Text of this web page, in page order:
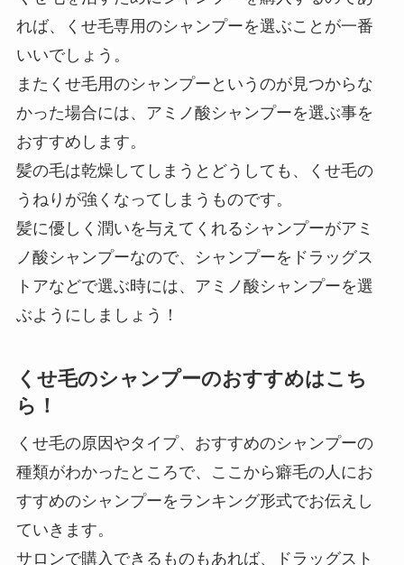
れば、くせ毛専用のシャンプーを選ぶことが一番
いいでしょう。
またくせ毛用のシャンプーというのが見つからな
かった場合には、アミノ酸シャンプーを選ぶ事を
おすすめします。
髪の毛は乾燥してしまうとどうしても、くせ毛の
うねりが強くなってしまうものです。
髪に優しく潤いを与えてくれるシャンプーがアミ
ノ酸シャンプーなので、シャンプーをドラッグス
トアなどで選ぶ時には、アミノ酸シャンプーを選
ぶようにしましょう！
くせ毛のシャンプーのおすすめはこち
ら！
くせ毛の原因やタイプ、おすすめのシャンプーの
種類がわかったところで、ここから癖毛の人にお
すすめのシャンプーをランキング形式でお伝えし
ていきます。
サロンで購入できるものもあれば、ドラッグスト